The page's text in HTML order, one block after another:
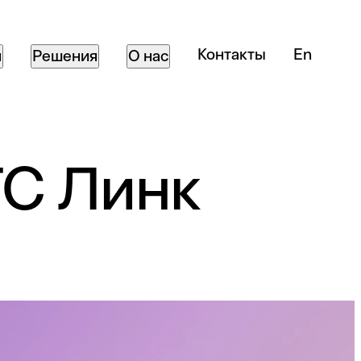
Решения
моды
О нас
Агентство Сигнал
Студия компьютерной
Контакты En
Линк